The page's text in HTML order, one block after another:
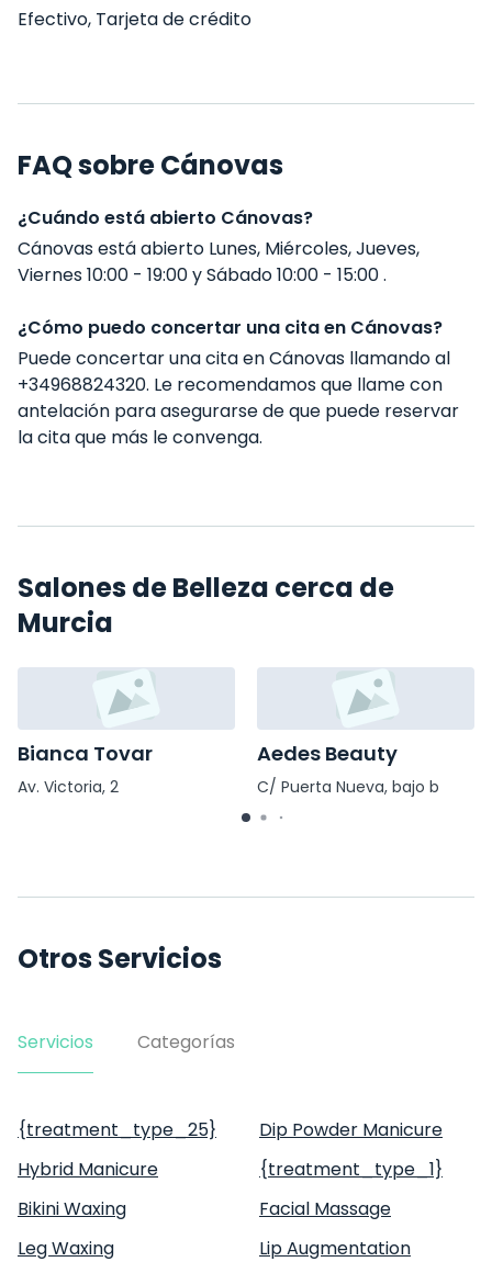
Efectivo, Tarjeta de crédito
FAQ sobre Cánovas
¿Cuándo está abierto Cánovas?
Cánovas está abierto Lunes, Miércoles, Jueves,
Viernes 10:00 - 19:00 y Sábado 10:00 - 15:00 .
¿Cómo puedo concertar una cita en Cánovas?
Puede concertar una cita en Cánovas llamando al
+34968824320. Le recomendamos que llame con
antelación para asegurarse de que puede reservar
la cita que más le convenga.
Salones de Belleza cerca de
Murcia
Bianca Tovar
Av. Victoria, 2
Aedes Beauty
C/ Puerta Nueva, bajo b
Otros Servicios
Servicios Categorías
{treatment_type_25}
Dip Powder Manicure
Hybrid Manicure
{treatment_type_1}
Bikini Waxing
Facial Massage
Leg Waxing
Lip Augmentation